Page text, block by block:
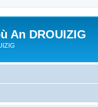
An DROUIZIG